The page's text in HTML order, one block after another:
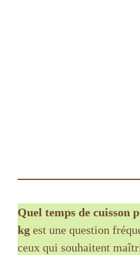
Quel temps de cuisson
kg est une question
ceux qui souhaitent